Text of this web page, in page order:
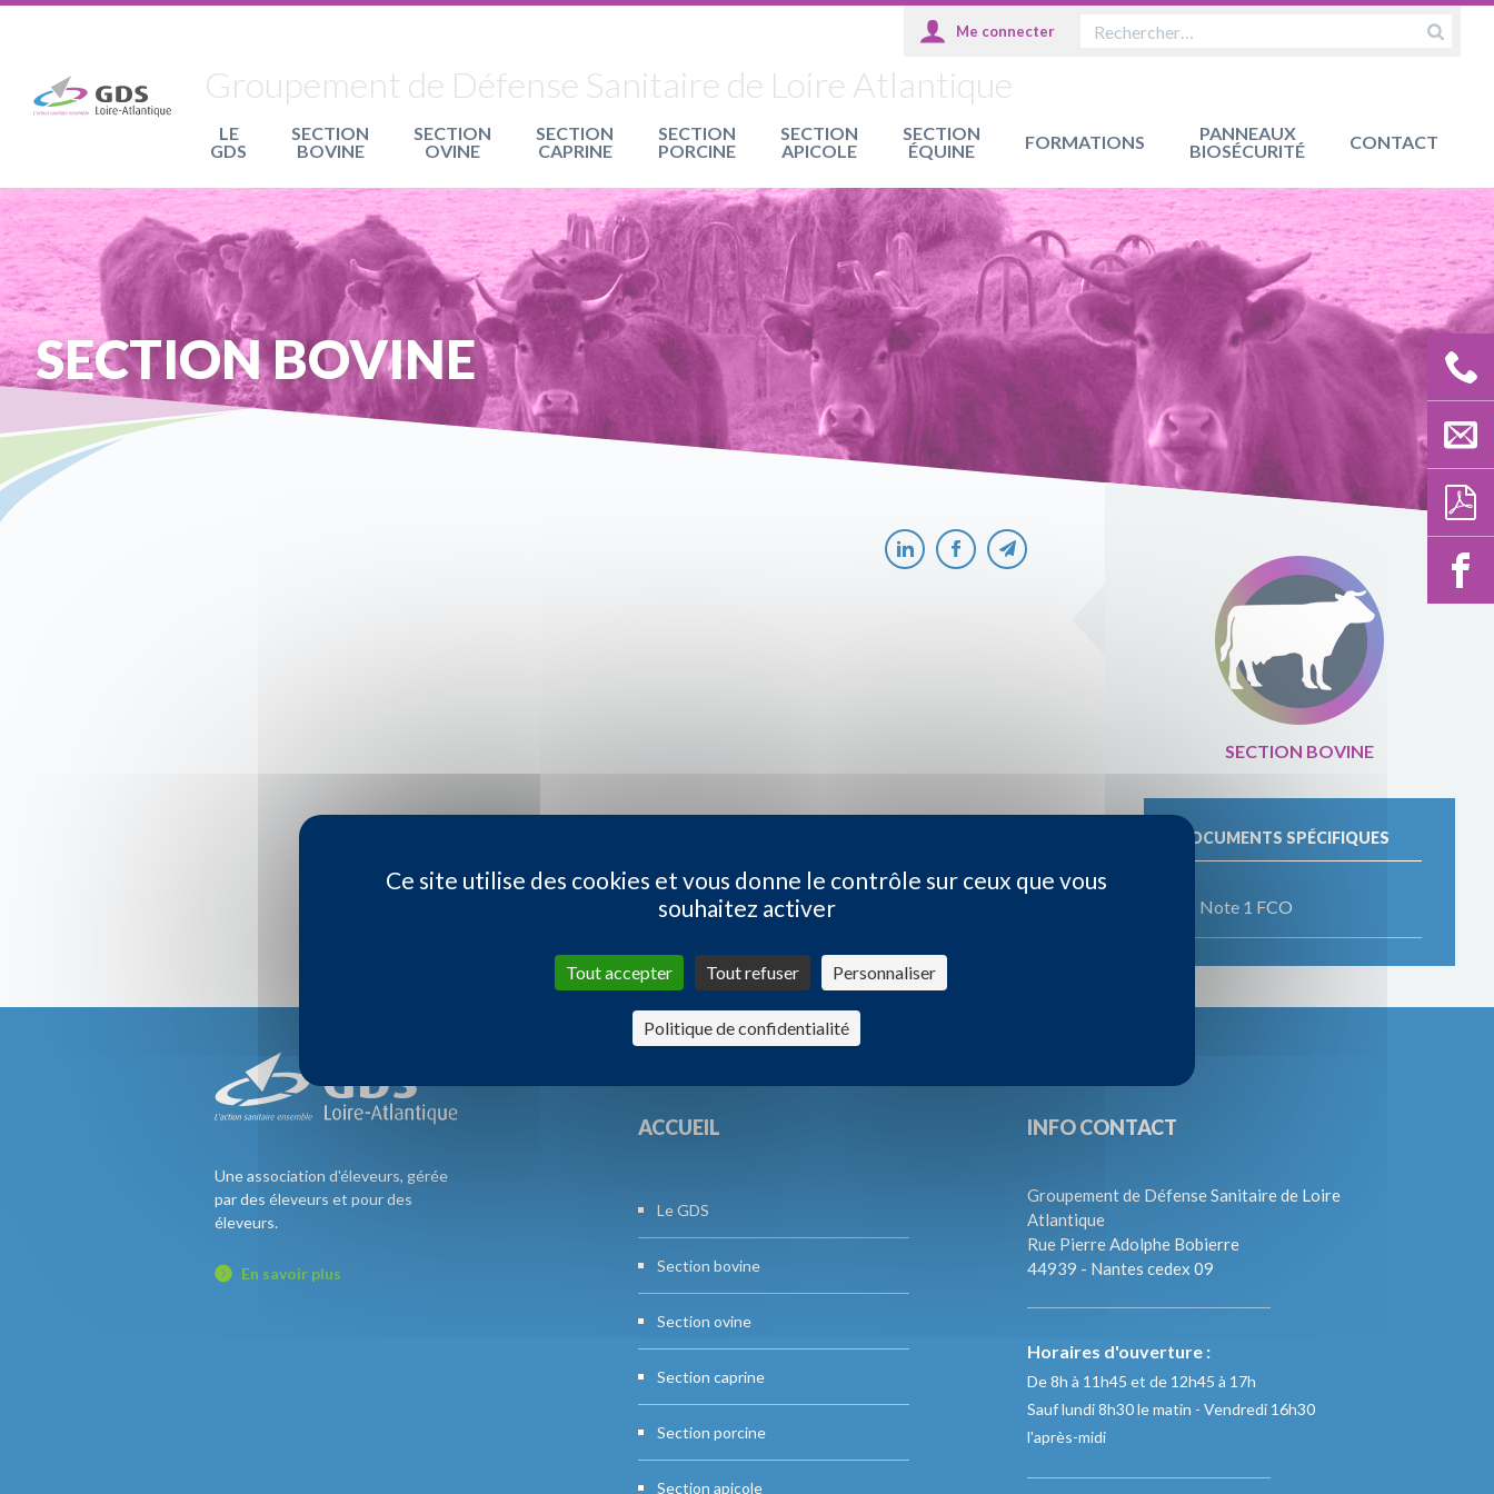
Groupement de Défense Sanitaire de Loire Atlantique
LE
GDS
SECTION
BOVINE
SECTION
OVINE
SECTION
CAPRINE
SECTION
PORCINE
SECTION
APICOLE
SECTION
ÉQUINE
FORMATIONS
PANNEAUX
BIOSÉCURITÉ
CONTACT
OK
SECTION BOVINE
SECTION BOVINE
DOCUMENTS SPÉCIFIQUES
Note 1 FCO
Une association d'éleveurs, gérée
par des éleveurs et pour des
éleveurs.
En savoir plus
ACCUEIL
Le GDS
Section bovine
Section ovine
Section caprine
Section porcine
Section apicole
INFO CONTACT
Groupement de Défense Sanitaire de Loire
Atlantique
Rue Pierre Adolphe Bobierre
44939 - Nantes cedex 09
Horaires d'ouverture :
De 8h à 11h45 et de 12h45 à 17h
Sauf lundi 8h30 le matin - Vendredi 16h30
l'après-midi
Ce site utilise des cookies et vous donne le contrôle sur ceux que vous
souhaitez activer
Tout accepter Tout refuser Personnaliser
Politique de confidentialité